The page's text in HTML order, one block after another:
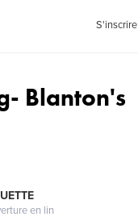
S'inscrire
Blanton's
en lin